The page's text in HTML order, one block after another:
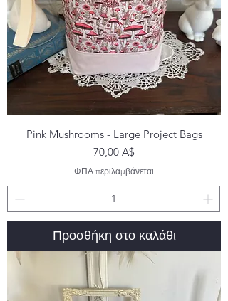
Pink Mushrooms - Large Project Bags
Τιμή
70,00 A$
ΦΠΑ περιλαμβάνεται
Προσθήκη στο καλάθι